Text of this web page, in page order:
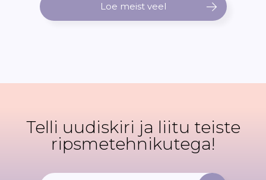
Loe meist veel
Telli uudiskiri ja liitu teiste
ripsmetehnikutega!